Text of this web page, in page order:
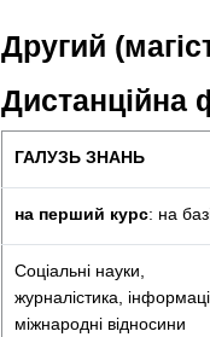
Другий
Дистанційна
ГАЛУЗЬ ЗНАНЬ
на перший курс: на
Соціальні науки,
журналістика,
міжнародні відносини